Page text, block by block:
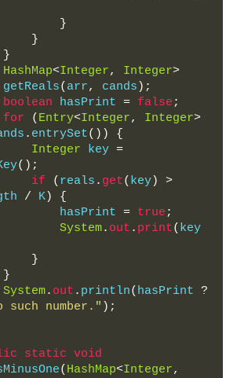
}
}
}
HashMap<Integer, Integer>
getReals( arr, cands );
boolean hasPrint = false ;
for
( Entry<Integer, Integer>
. entrySet())
{
Integer key =
();
if
( reals . get( key)
>
/ K)
{
                hasPrint
= true ;
System. out . print(
}
}
System. out . println( hasPrint ?
such number." );
static void
( HashMap<Integer,